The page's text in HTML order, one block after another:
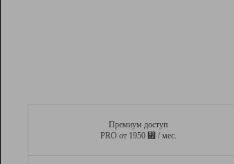
Премиум доступ
PRO от 1950 ⃏ / мес.